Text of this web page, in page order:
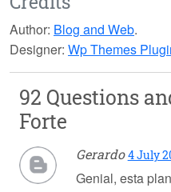
Author: Blog and Web.
Designer: Wp Themes
92 Questions
Forte
Gerardo 4 July
Genial, esta